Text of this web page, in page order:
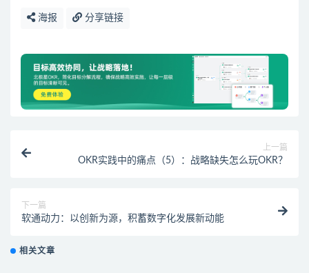
海报 分享链接
上一篇
OKR实践中的痛点（5）：战略缺失怎么玩OKR？
下一篇
软通动力：以创新为源，积蓄数字化发展新动能
相关文章